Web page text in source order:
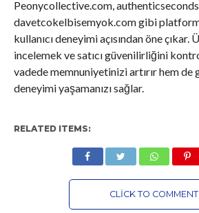
Peonycollective.com,
davetcokelbisemyok.com gibi
kullanıcı deneyimi açısından öne çıkar.
incelemek ve satıcı güvenilirliğini
vadede memnuniyetinizi artırır hem de
deneyimi yaşamanızı sağlar.
RELATED ITEMS:
CLICK TO COMMENT